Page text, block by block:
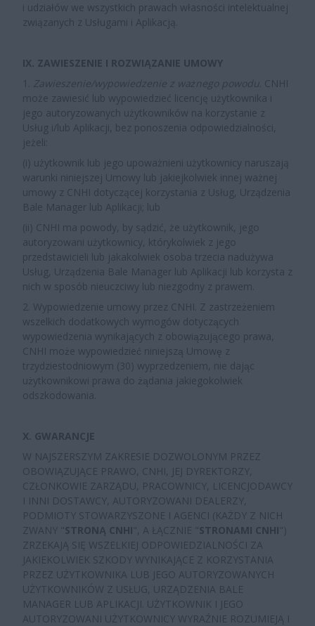
i udziałów we wszystkich prawach własności intelektualnej
związanych z Usługami i Aplikacją.
IX. ZAWIESZENIE I ROZWIĄZANIE UMOWY
1. Zawieszenie/wypowiedzenie z ważnego powodu . CNHI
może zawiesić lub wypowiedzieć licencję użytkownika i
jego autoryzowanych użytkowników na korzystanie z
Usług i/lub Aplikacji, bez ponoszenia odpowiedzialności,
jeżeli:
(i) użytkownik lub jego upoważnieni użytkownicy naruszają
warunki niniejszej Umowy lub jakiejkolwiek innej ważnej
umowy z CNHI dotyczącej korzystania z Usług, Urządzenia
Bale Manager lub Aplikacji; lub
(ii) CNHI ma powody, by sądzić, że użytkownik, jego
autoryzowani użytkownicy, którykolwiek z jego
przedstawicieli lub jakakolwiek osoba trzecia nadużywa
Usług, Urządzenia Bale Manager lub Aplikacji lub korzysta z
nich w sposób nieuczciwy lub niezgodny z prawem.
2. Wypowiedzenie umowy przez CNHI . Z zastrzeżeniem
wszelkich dodatkowych wymogów dotyczących
wypowiedzenia wynikających z obowiązującego prawa,
CNHI może wypowiedzieć niniejszą Umowę z
trzydziestodniowym (30) wyprzedzeniem, nie dając
użytkownikowi prawa do żądania jakiegokolwiek
odszkodowania.
X. GWARANCJE
W NAJSZERSZYM ZAKRESIE DOZWOLONYM PRZEZ
OBOWIĄZUJĄCE PRAWO, CNHI, JEJ DYREKTORZY,
CZŁONKOWIE ZARZĄDU, PRACOWNICY, LICENCJODAWCY
I INNI DOSTAWCY, AUTORYZOWANI DEALERZY,
PODMIOTY STOWARZYSZONE I AGENCI (KAŻDY Z NICH
ZWANY "STRONĄ CNHI ", A ŁĄCZNIE "STRONAMI CNHI ")
ZRZEKAJĄ SIĘ WSZELKIEJ ODPOWIEDZIALNOŚCI ZA
JAKIEKOLWIEK SZKODY WYNIKAJĄCE Z KORZYSTANIA
PRZEZ UŻYTKOWNIKA LUB JEGO AUTORYZOWANYCH
UŻYTKOWNIKÓW Z USŁUG, URZĄDZENIA BALE
MANAGER LUB APLIKACJI. UŻYTKOWNIK I JEGO
AUTORYZOWANI UŻYTKOWNICY WYRAŹNIE ROZUMIEJĄ I